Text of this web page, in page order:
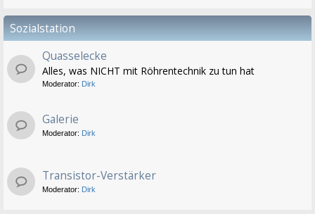
Sozialstation
Quasselecke
Alles, was NICHT mit Röhrentechnik zu tun hat
Moderator: Dirk
Galerie
Moderator: Dirk
Transistor-Verstärker
Moderator: Dirk